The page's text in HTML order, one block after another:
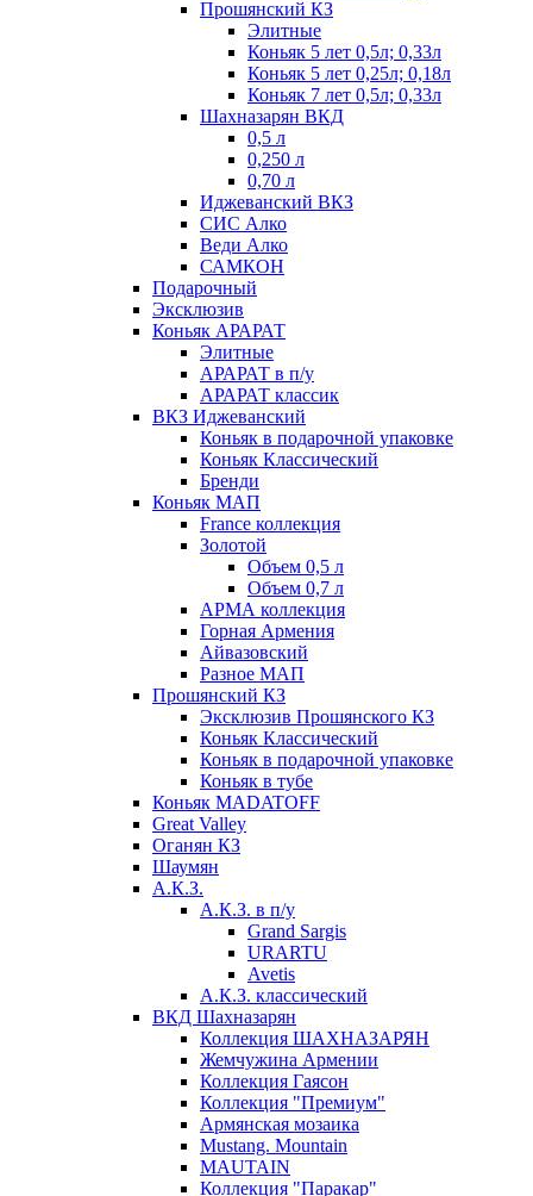
Прошянский КЗ
Элитные
Коньяк 5 лет 0,5л; 0,33л
Коньяк 5 лет 0,25л; 0,18л
Коньяк 7 лет 0,5л; 0,33л
Шахназарян ВКД
0,5 л
0,250 л
0,70 л
Иджеванский ВКЗ
СИС Алко
Веди Алко
САМКОН
Подарочный
Эксклюзив
Коньяк АРАРАТ
Элитные
АРАРАТ в п/у
АРАРАТ классик
ВКЗ Иджеванский
Коньяк в подарочной упаковке
Коньяк Классический
Бренди
Коньяк МАП
France коллекция
Золотой
Объем 0,5 л
Объем 0,7 л
АРМА коллекция
Горная Армения
Айвазовский
Разное МАП
Прошянский КЗ
Эксклюзив Прошянского КЗ
Коньяк Классический
Коньяк в подарочной упаковке
Коньяк в тубе
Коньяк MADATOFF
Great Valley
Оганян КЗ
Шаумян
А.К.З.
А.К.З. в п/у
Grand Sargis
URARTU
Avetis
А.К.З. классический
ВКД Шахназарян
Коллекция ШАХНАЗАРЯН
Жемчужина Армении
Коллекция Гаясон
Коллекция "Премиум"
Армянская мозаика
Mustang. Mountain
MAUTAIN
Коллекция "Паракар"